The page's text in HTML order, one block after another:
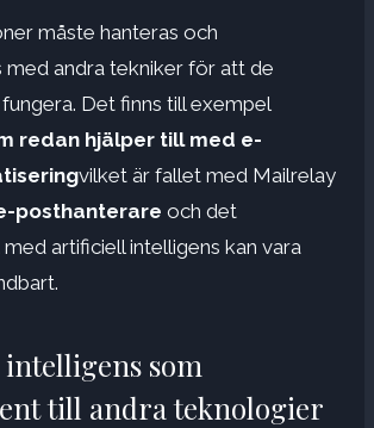
måste hanteras och
andra tekniker för att de
Det finns till exempel
redan hjälper till med e-
vilket är fallet med Mailrelay
posthanterare och det
artificiell intelligens kan vara
som
till andra teknologier